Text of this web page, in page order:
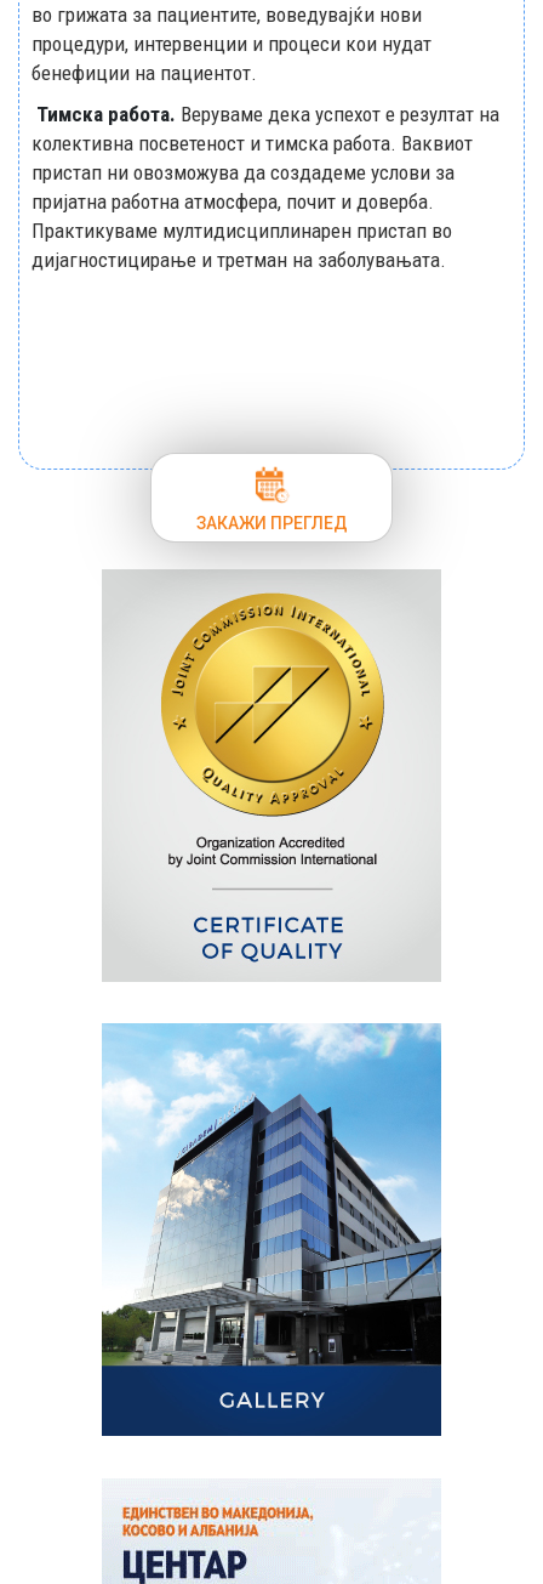
во грижата за пациентите, воведувајќи нови
процедури, интервенции и процеси кои нудат
бенефиции на пациентот.
Тимска работа. Веруваме дека успехот е резултат на
колективна посветеност и тимска работа. Ваквиот
пристап ни овозможува да создадеме услови за
пријатна работна атмосфера, почит и доверба.
Практикуваме мултидисциплинарен пристап во
дијагностицирање и третман на заболувањата.
ЗАКАЖИ ПРЕГЛЕД